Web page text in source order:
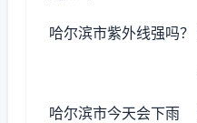
哈尔滨市紫外线强吗？
哈尔滨市今天会下雨